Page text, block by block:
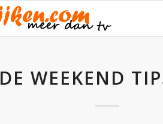
DE WEEKEND